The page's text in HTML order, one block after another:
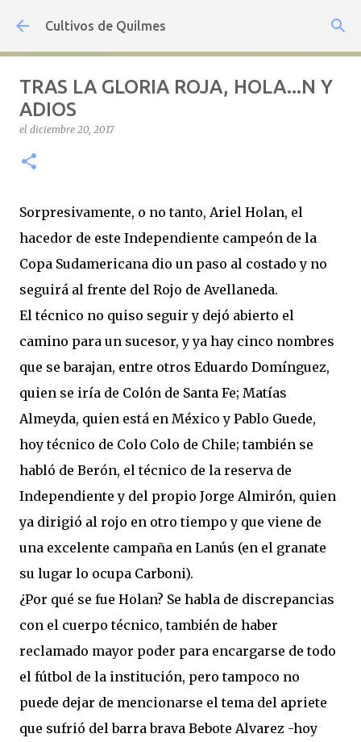
Ir al contenido principal
Cultivos de Quilmes
TRAS LA GLORIA ROJA, HOLA...N Y
ADIOS
el diciembre 20, 2017
Sorpresivamente, o no tanto, Ariel Holan, el
hacedor de este Independiente campeón de la
Copa Sudamericana dio un paso al costado y no
seguirá al frente del Rojo de Avellaneda.
El técnico no quiso seguir y dejó abierto el
camino para un sucesor, y ya hay cinco nombres
que se barajan, entre otros Eduardo Domínguez,
quien se iría de Colón de Santa Fe; Matías
Almeyda, quien está en México y Pablo Guede,
hoy técnico de Colo Colo de Chile; también se
habló de Berón, el técnico de la reserva de
Independiente y del propio Jorge Almirón, quien
ya dirigió al rojo en otro tiempo y que viene de
una excelente campaña en Lanús (en el granate
su lugar lo ocupa Carboni).
¿Por qué se fue Holan? Se habla de discrepancias
con el cuerpo técnico, también de haber
reclamado mayor poder para encargarse de todo
el fútbol de la institución, pero tampoco no
puede dejar de mencionarse el tema del apriete
que sufrió del barra brava Bebote Alvarez -hoy